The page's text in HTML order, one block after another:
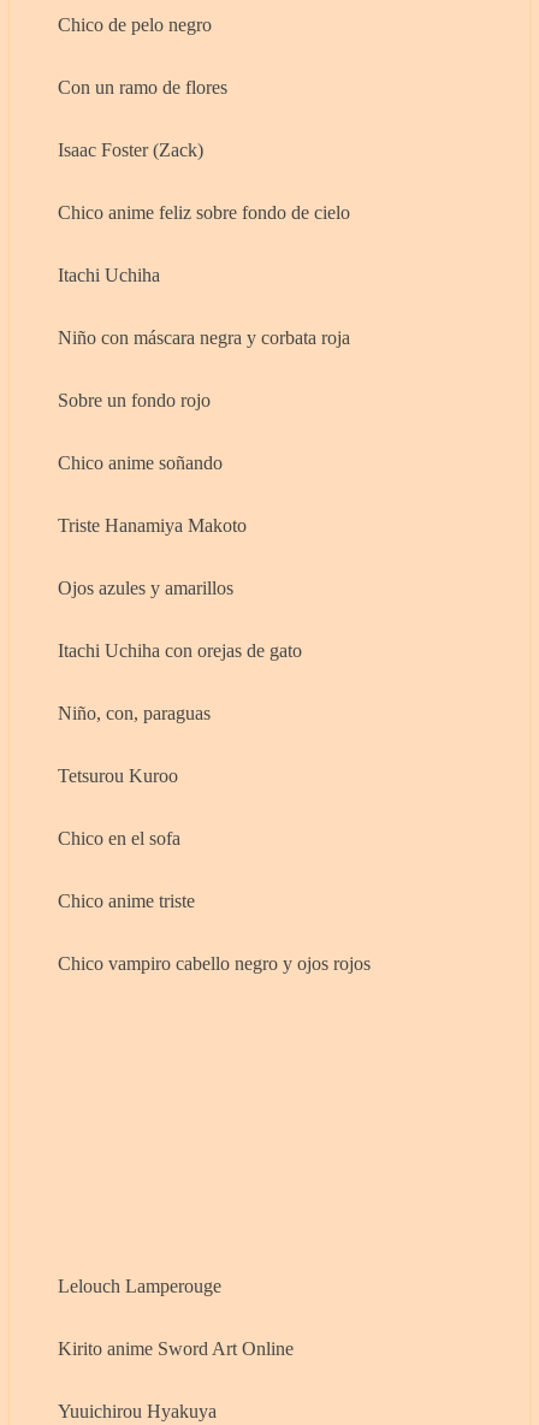
Chico de pelo negro
Con un ramo de flores
Isaac Foster (Zack)
Chico anime feliz sobre fondo de cielo
Itachi Uchiha
Niño con máscara negra y corbata roja
Sobre un fondo rojo
Chico anime soñando
Triste Hanamiya Makoto
Ojos azules y amarillos
Itachi Uchiha con orejas de gato
Niño, con, paraguas
Tetsurou Kuroo
Chico en el sofa
Chico anime triste
Chico vampiro cabello negro y ojos rojos
Lelouch Lamperouge
Kirito anime Sword Art Online
Yuuichirou Hyakuya